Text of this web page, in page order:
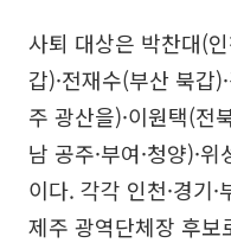
사퇴 대상은 박찬대(
갑)·전재수(부산 북갑
주 광산을)·이원택(전
남 공주·부여·청양)·
이다. 각각 인천·경기·
제주 광역단체장 후